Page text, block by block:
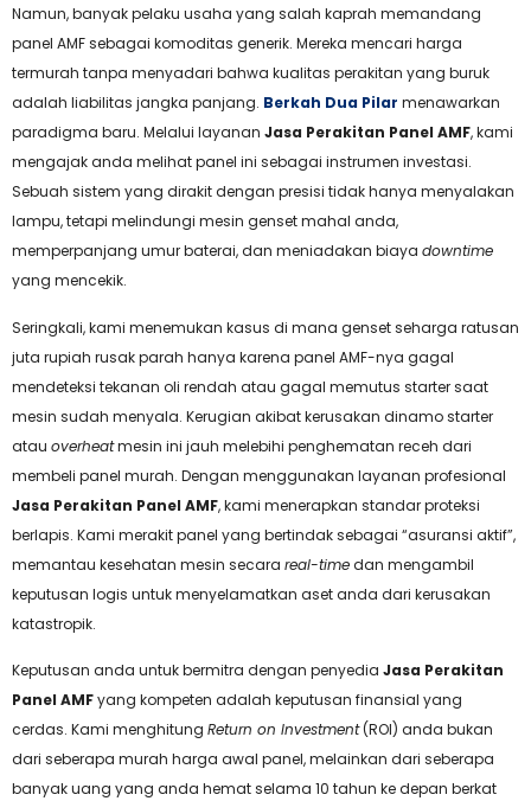
Namun, banyak pelaku usaha yang salah kaprah memandang
panel AMF sebagai komoditas generik. Mereka mencari harga
termurah tanpa menyadari bahwa kualitas perakitan yang buruk
adalah liabilitas jangka panjang. Berkah Dua Pilar menawarkan
paradigma baru. Melalui layanan Jasa Perakitan Panel AMF, kami
mengajak anda melihat panel ini sebagai instrumen investasi.
Sebuah sistem yang dirakit dengan presisi tidak hanya menyalakan
lampu, tetapi melindungi mesin genset mahal anda,
memperpanjang umur baterai, dan meniadakan biaya downtime
yang mencekik.
Seringkali, kami menemukan kasus di mana genset seharga ratusan
juta rupiah rusak parah hanya karena panel AMF-nya gagal
mendeteksi tekanan oli rendah atau gagal memutus starter saat
mesin sudah menyala. Kerugian akibat kerusakan dinamo starter
atau overheatmesin ini jauh melebihi penghematan receh dari
membeli panel murah. Dengan menggunakan layanan profesional
Jasa Perakitan Panel AMF, kami menerapkan standar proteksi
berlapis. Kami merakit panel yang bertindak sebagai “asuransi aktif”,
memantau kesehatan mesin secara real-timedan mengambil
keputusan logis untuk menyelamatkan aset anda dari kerusakan
katastropik.
Keputusan anda untuk bermitra dengan penyedia Jasa Perakitan
Panel AMFyang kompeten adalah keputusan finansial yang
cerdas. Kami menghitung Return on Investment(ROI) anda bukan
dari seberapa murah harga awal panel, melainkan dari seberapa
banyak uang yang anda hemat selama 10 tahun ke depan berkat